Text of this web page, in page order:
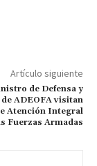
Artículo siguiente
de Defensa y
ADEOFA visitan
Atención Integral
Fuerzas Armadas